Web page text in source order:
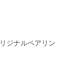
ジナルペアリン